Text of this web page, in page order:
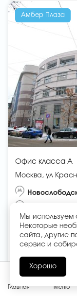
Амбер Плаза
Офис класса A
Москва, ул
от728 до
38 500 ₽ 2в
2 335 667 ₽ в месяц
Главная Меню
Мы используем
Некоторые
сайта, другие
сервис и
Хорошо